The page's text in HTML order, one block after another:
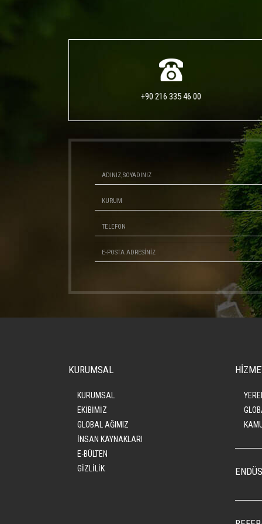
+90 216 335 46 00
KURUMSAL
KURUMSAL
EKİBİMİZ
GLOBAL AĞIMIZ
İNSAN KAYNAKLARI
E-BÜLTEN
GİZLİLİK